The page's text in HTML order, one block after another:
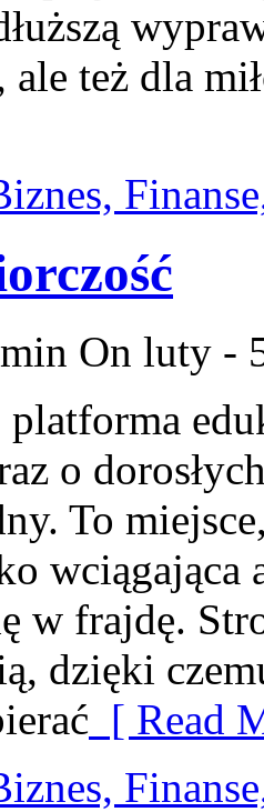
ale też dla
On luty -
o
To
wciągająca
w frajdę.
dzięki
[ Read